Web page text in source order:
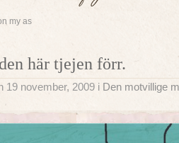
my as
här tjejen förr.
19 november, 2009 i Den motvillige